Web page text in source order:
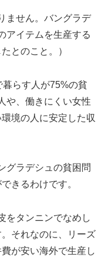
ません。バングラデ
アイテムを生産する
とのこと。）
らす人が75%の貧
や、働きにくい女性
境の人に安定した収
グラデシュの貧困問
きるわけです。
をタンニンでなめし
それなのに、リーズ
が安い海外で生産し